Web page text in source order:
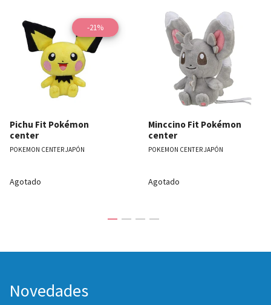
-21%
Pichu Fit Pokémon
center
POKEMON CENTER JAPÓN
Agotado
Minccino Fit Pokémon
center
POKEMON CENTER JAPÓN
Agotado
Novedades